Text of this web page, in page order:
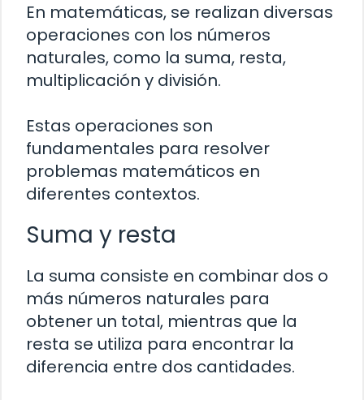
En matemáticas, se realizan diversas
operaciones con los números
naturales, como la suma, resta,
multiplicación y división.
Estas operaciones son
fundamentales para resolver
problemas matemáticos en
diferentes contextos.
Suma y resta
La suma consiste en combinar dos o
más números naturales para
obtener un total, mientras que la
resta se utiliza para encontrar la
diferencia entre dos cantidades.